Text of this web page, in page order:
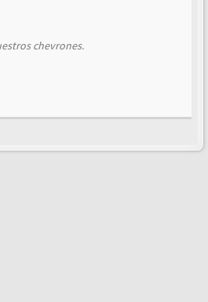
chevrones.